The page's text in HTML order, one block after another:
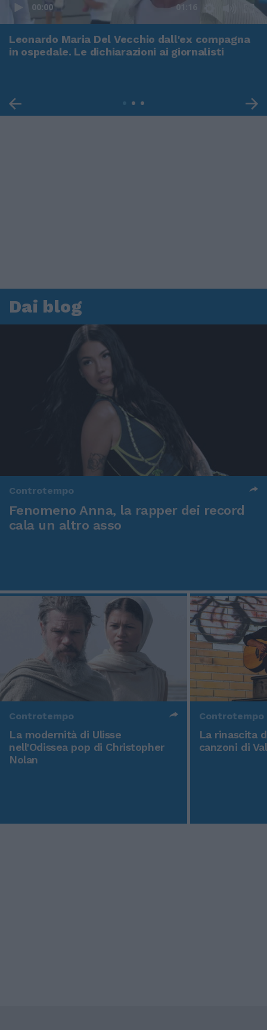
00:00 01:16
Leonardo Maria Del Vecchio dall'ex compagna
in ospedale. Le dichiarazioni ai giornalisti
Dai blog
Controtempo
Fenomeno Anna, la rapper dei record
cala un altro asso
Controtempo
La modernità di Ulisse
nell'Odissea pop di Christopher
Nolan
Controtempo
La rinascita
canzoni di